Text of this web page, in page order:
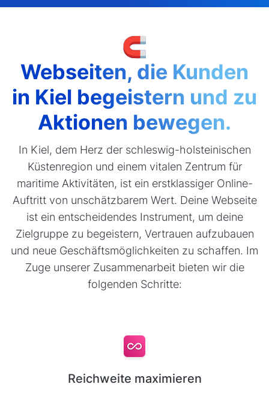
🧲
Webseiten, die Kunden
in Kiel begeistern und zu
Aktionen bewegen.
In Kiel, dem Herz der schleswig-holsteinischen
Küstenregion und einem vitalen Zentrum für
maritime Aktivitäten, ist ein erstklassiger Online-
Auftritt von unschätzbarem Wert. Deine Webseite
ist ein entscheidendes Instrument, um deine
Zielgruppe zu begeistern, Vertrauen aufzubauen
und neue Geschäftsmöglichkeiten zu schaffen. Im
Zuge unserer Zusammenarbeit bieten wir die
folgenden Schritte:
Reichweite maximieren